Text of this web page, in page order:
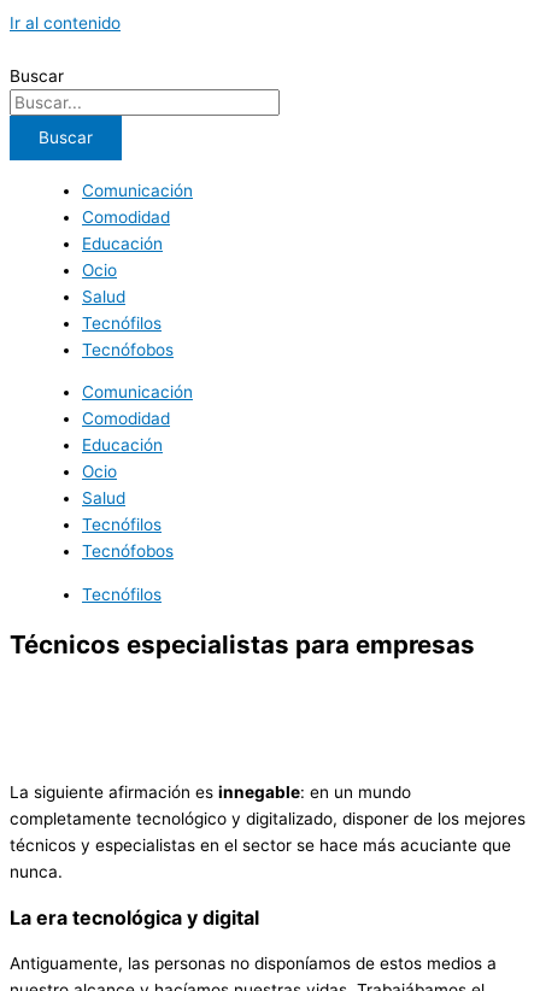
Ir al contenido
Buscar
Buscar
Comunicación
Comodidad
Educación
Ocio
Salud
Tecnófilos
Tecnófobos
Comunicación
Comodidad
Educación
Ocio
Salud
Tecnófilos
Tecnófobos
Tecnófilos
Técnicos especialistas para empresas
La siguiente afirmación es innegable: en un mundo
completamente tecnológico y digitalizado, disponer de los mejores
técnicos y especialistas en el sector se hace más acuciante que
nunca.
La era tecnológica y digital
Antiguamente, las personas no disponíamos de estos medios a